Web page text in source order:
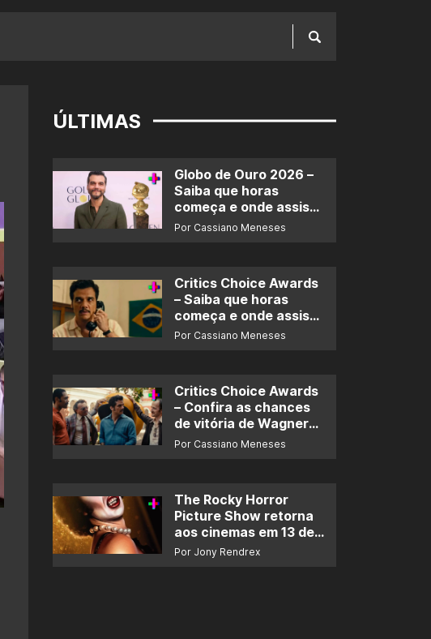
ÚLTIMAS
Globo de Ouro 2026 –
Saiba que horas
começa e onde assistir
ao prêmio
Por Cassiano Meneses
Critics Choice Awards
– Saiba que horas
começa e onde assistir
ao prêmio
Por Cassiano Meneses
Critics Choice Awards
– Confira as chances
de vitória de Wagner
Moura e de ‘O Agente
Por Cassiano Meneses
The Rocky Horror
Picture Show retorna
aos cinemas em 13 de
novembro
Por Jony Rendrex